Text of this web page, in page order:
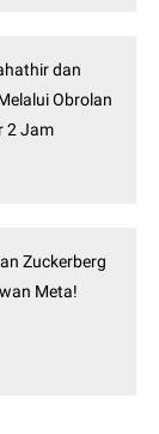
dan
Obrolan
2 Jam
Zuckerberg
Meta!